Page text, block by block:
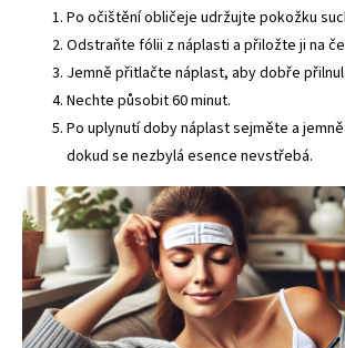
Po očištění obličeje udržujte pokožku
Odstraňte fólii z náplasti a přiložte ji na
Jemně přitlačte náplast, aby dobře
Nechte působit 60 minut.
Po uplynutí doby náplast sejměte a
dokud se nezbylá esence nevstřebá.